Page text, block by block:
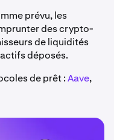
prévu, les
des crypto-
de liquidités
déposés.
de prêt :Aave,